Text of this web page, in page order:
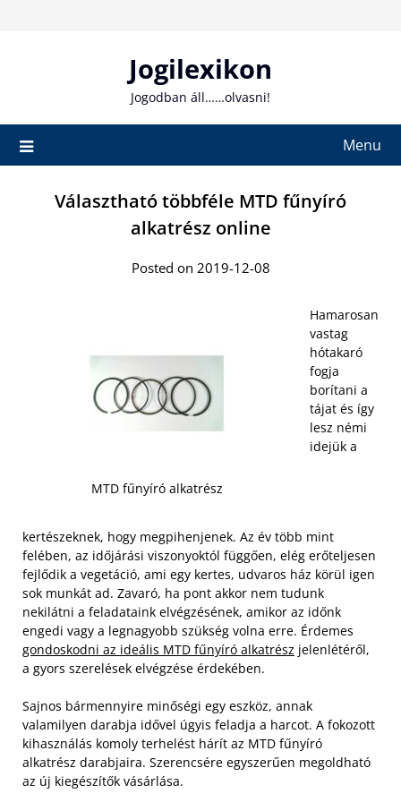
Jogilexikon
Jogodban áll……olvasni!
Menu
Választható többféle MTD fűnyíró
alkatrész online
Posted on 2019-12-08
MTD fűnyíró alkatrész
Hamarosan
vastag
hótakaró
fogja
borítani a
tájat és így
lesz némi
idejük a
kertészeknek, hogy megpihenjenek. Az év több mint
felében, az időjárási viszonyoktól függően, elég erőteljesen
fejlődik a vegetáció, ami egy kertes, udvaros ház körül igen
sok munkát ad. Zavaró, ha pont akkor nem tudunk
nekilátni a feladataink elvégzésének, amikor az időnk
engedi vagy a legnagyobb szükség volna erre. Érdemes
gondoskodni az ideális MTD fűnyíró alkatrész jelenlétéről,
a gyors szerelések elvégzése érdekében.
Sajnos bármennyire minőségi egy eszköz, annak
valamilyen darabja idővel úgyis feladja a harcot. A fokozott
kihasználás komoly terhelést hárít az MTD fűnyíró
alkatrész darabjaira. Szerencsére egyszerűen megoldható
az új kiegészítők vásárlása.